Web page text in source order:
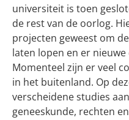
universiteit is toen
de rest van de oorlog.
projecten geweest om
laten lopen en er
Momenteel zijn er veel
in het buitenland. Op
verscheidene studies
geneeskunde, rechten